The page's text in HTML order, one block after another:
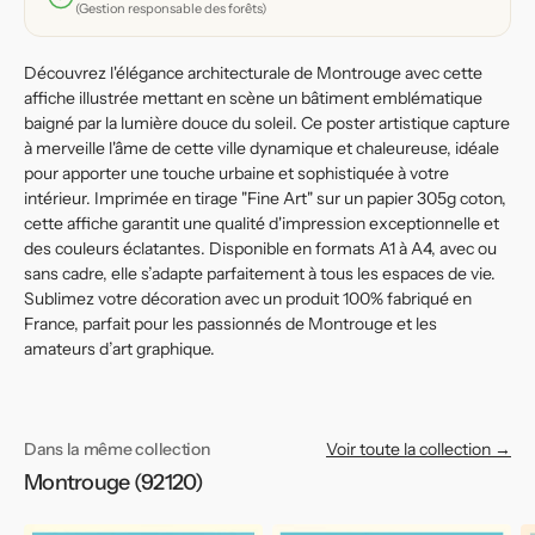
la
banlieue
parisienne
la
banlieue
parisienne
(Gestion responsable des forêts)
Découvrez l'élégance architecturale de Montrouge avec cette
affiche illustrée mettant en scène un bâtiment emblématique
baigné par la lumière douce du soleil. Ce poster artistique capture
à merveille l'âme de cette ville dynamique et chaleureuse, idéale
pour apporter une touche urbaine et sophistiquée à votre
intérieur. Imprimée en tirage "Fine Art" sur un papier 305g coton,
cette affiche garantit une qualité d'impression exceptionnelle et
des couleurs éclatantes. Disponible en formats A1 à A4, avec ou
sans cadre, elle s’adapte parfaitement à tous les espaces de vie.
Sublimez votre décoration avec un produit 100% fabriqué en
France, parfait pour les passionnés de Montrouge et les
amateurs d’art graphique.
Dans la même collection
Montrouge (92120)
Voir toute la collection →